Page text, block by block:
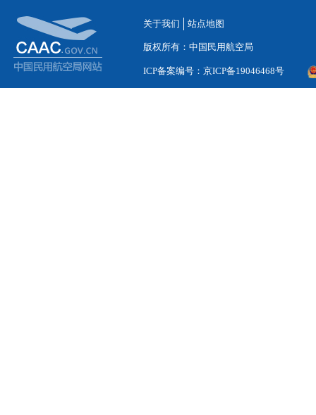
关于我们 站点地图
版权所有：中国民用航空局
ICP备案编号：京ICP备19046468号